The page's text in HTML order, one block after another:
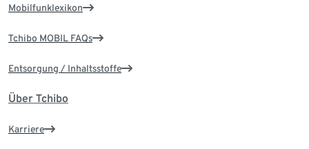
Mobilfunklexikon
Tchibo MOBIL FAQs
Entsorgung / Inhaltsstoffe
Über Tchibo
Karriere